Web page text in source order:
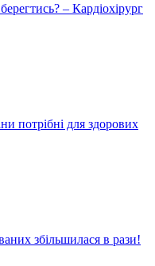
– Кардіохірург
потрібні для здорових
збільшилася в рази!